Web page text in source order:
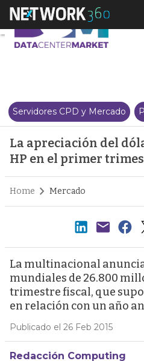
La
Servidores CPD y Mercado
La apreciación del
HP en el primer
Home Mercado
La multinacional
mundiales de 26.800
trimestre fiscal, que
en relación con un año
Publicado el 26 Feb 2015
Redacción Computing